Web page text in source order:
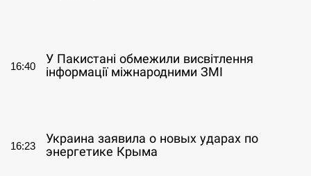
16:40
У Пакистані обмежили висвітлення
інформації міжнародними ЗМІ
16:23
Украина заявила о новых ударах по
энергетике Крыма